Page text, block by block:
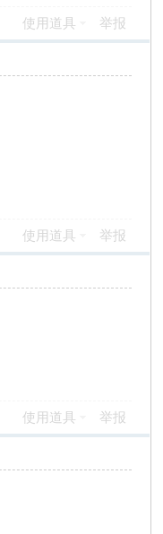
使用道具 举报
使用道具 举报
使用道具 举报